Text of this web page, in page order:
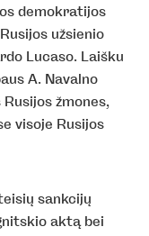
demokratijos
užsienio
Lucaso. Laišku
A. Navalno
žmones,
visoje Rusijos
sankcijų
aktą bei